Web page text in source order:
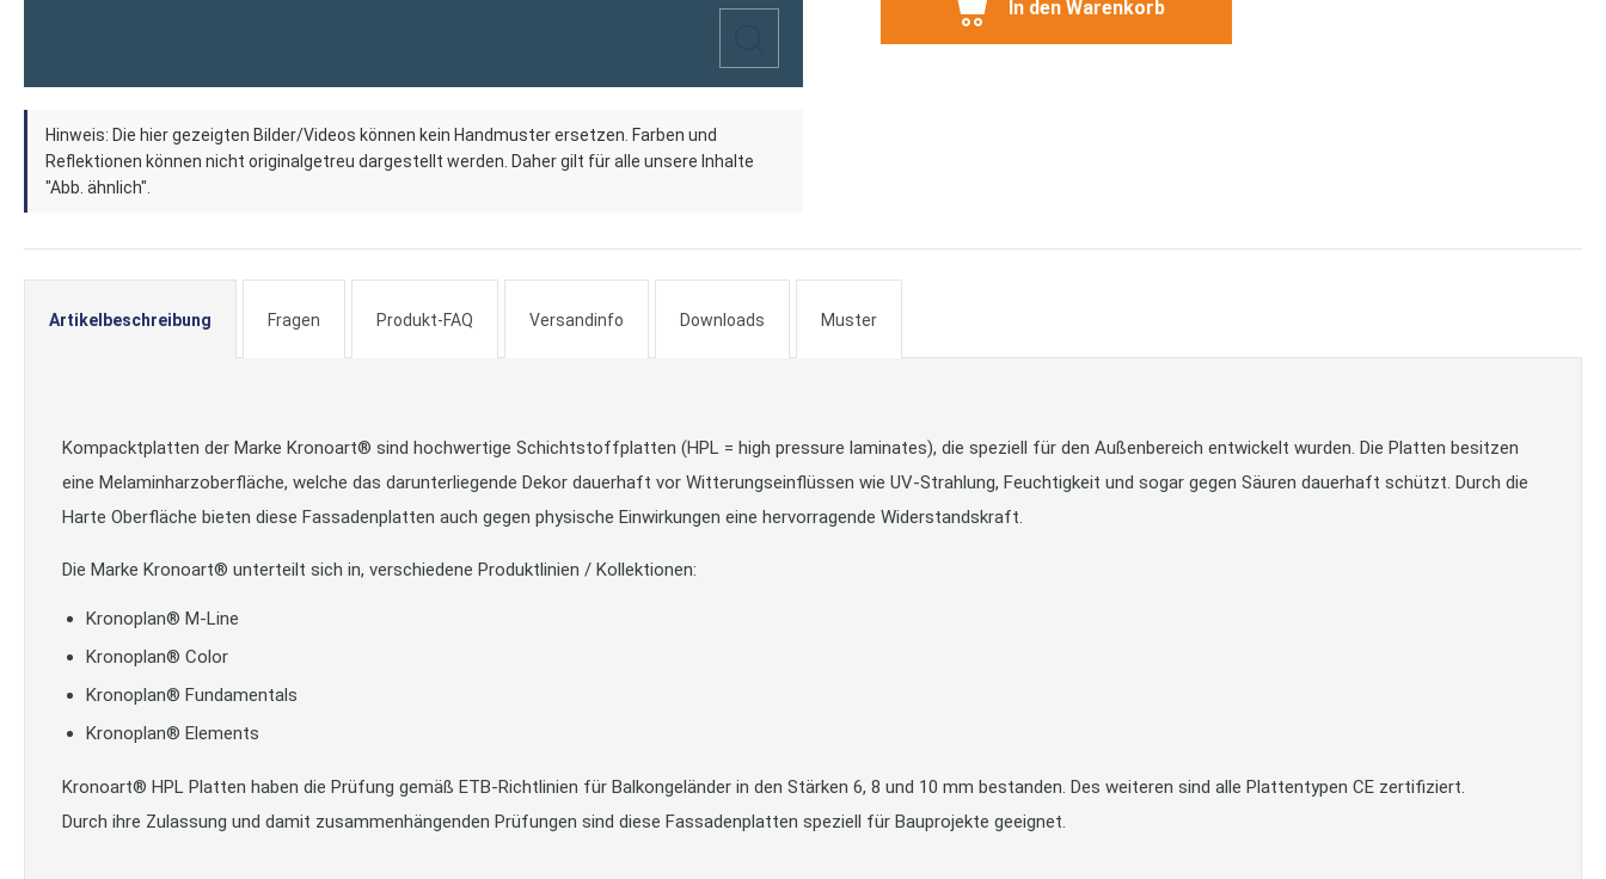
Zum
Anfang
der
Bildergalerie
springen
Hinweis: Die hier gezeigten Bilder/Videos können kein Handmuster ersetzen. Farben und
Reflektionen können nicht originalgetreu dargestellt werden. Daher gilt für alle unsere Inhalte
"Abb. ähnlich".
In den Warenkorb
Artikelbeschreibung
Kompacktplatten der Marke Kronoart® sind hochwertige Schichtstoffplatten (HPL = high pressure laminates), die speziell für den Außenbereich entwickelt wurden. Die Platten besitzen
eine Melaminharzoberfläche, welche das darunterliegende Dekor dauerhaft vor Witterungseinflüssen wie UV-Strahlung, Feuchtigkeit und sogar gegen Säuren dauerhaft schützt. Durch die
Harte Oberfläche bieten diese Fassadenplatten auch gegen physische Einwirkungen eine hervorragende Widerstandskraft.
Die Marke Kronoart® unterteilt sich in, verschiedene Produktlinien / Kollektionen:
Kronoplan® M-Line
Kronoplan® Color
Kronoplan® Fundamentals
Kronoplan® Elements
Kronoart® HPL Platten haben die Prüfung gemäß ETB-Richtlinien für Balkongeländer in den Stärken 6, 8 und 10 mm bestanden. Des weiteren sind alle Plattentypen CE zertifiziert.
Durch ihre Zulassung und damit zusammenhängenden Prüfungen sind diese Fassadenplatten speziell für Bauprojekte geeignet.
Fragen Produkt-FAQ Versandinfo Downloads Muster